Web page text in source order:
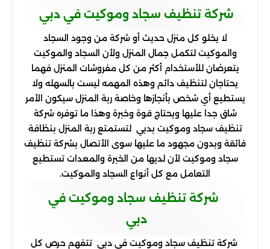
شركة تنظيف سجاد وموكيت في دبي
لا يخلو كل منزل حديث أو شركة من وجود السجاد
والموكيت لتكمل جمال المنزل ولأن السجاد والموكيت
يتعرضان للأستخدام أكثر من كل مفروشات المنزل فهما
يحتاجان لتنظيف دائم وهذه المهمه ليست بالسهله ولا
يستطيع أي شخص بأنجازها وخاصة ربة المنزل سيكون الأمر
شاق جدا عليها ويحتاج قوة وخبرة وهذا ما توفره شركة
تنظيف سجاد وموكيت بدبي لتستمتع ربة المنزل بنظافة
فائقة وبدون مجهود ما عليها سوى الأتصال بشركة تنظيف
سجاد وموكيت لأن لديها من الخبرة والمعدات تستطيع
التعامل مع كل أنواع السجاد والموكيت.
شركة تنظيف سجاد وموكيت في
دبي
شركة تنظيف سجاد وموكيت في دبي تتفهم حرص كل